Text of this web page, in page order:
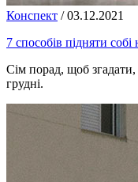
Конспект / 03.12.2021
7 способів підняти
Сім порад, щоб
грудні.